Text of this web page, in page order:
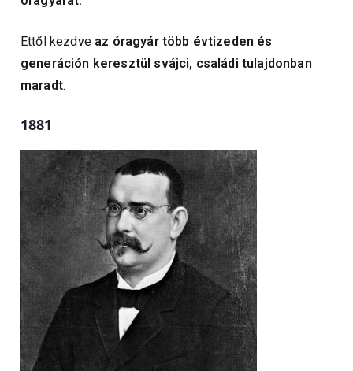
Ettől kezdve az óragyár több évtizeden és
generáción keresztül svájci, családi tulajdonban
maradt.
1881